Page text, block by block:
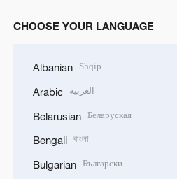
CHOOSE YOUR LANGUAGE
Albanian Shqip
Arabic العربية
Belarusian Беларуская
Bengali বাংলা
Bulgarian Български